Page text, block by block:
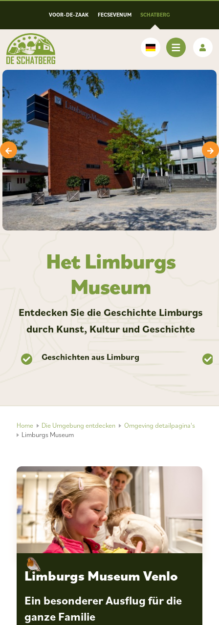
VOOR-DE-ZAAK FECSEVENUM SCHATBERG
Deutsch
Het Limburgs
Museum
Entdecken Sie die Geschichte Limburgs
durch Kunst, Kultur und Geschichte
Geschichten aus Limburg
Home Die Umgebung entdecken
Omgeving detailpagina's
Limburgs Museum
Limburgs Museum Venlo
Ein besonderer Ausflug für die
ganze Familie